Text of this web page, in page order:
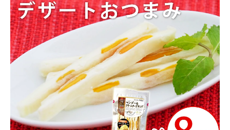
価格別
お問い合わせ
ご利用ガイド